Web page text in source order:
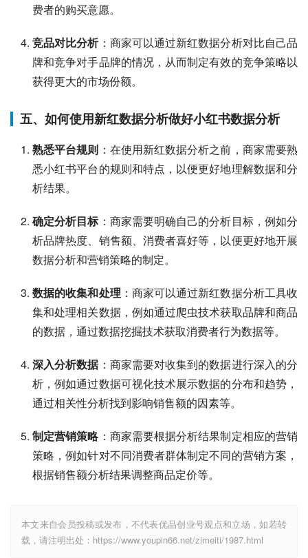
费者的购买意愿。
竞品对比分析：商家可以通过新红数据分析对比自己品
牌和竞争对手品牌的情况，从而制定有效的竞争策略以
获得更大的市场份额。
五、如何使用新红数据分析做好小红书数据分析
熟悉平台规则 ：在使用新红数据分析之前，商家需要熟
悉小红书平台的规则和特点，以便更好地理解数据和分
析结果。
确定分析目标：商家需要明确自己的分析目标，例如分
析品牌热度、销售额、消费者喜好等，以便更好地开展
数据分析和营销策略的制定。
数据的收集和处理 ：商家可以通过新红数据分析工具收
集和处理相关数据，例如通过爬虫技术获取品牌和商品
的数据，通过数据挖掘技术获取消费者行为数据等。
深入分析数据：商家需要对收集到的数据进行深入的分
析，例如通过数据可视化技术展示数据的分布和趋势，
通过相关性分析找到影响销售额的因素等。
制定营销策略：商家需要根据分析结果制定相应的营销
策略，例如针对不同消费者群体制定不同的营销方案，
根据销售额分析结果调整商品定价等。
本文来自会员投稿或发布，不代表优品创业号观点和立场，如若转
载，请注明出处：https://www.youpin66.net/zimeiti/1987.html